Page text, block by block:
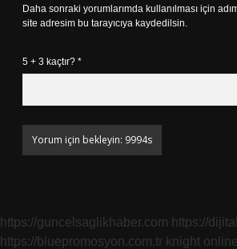
Daha sonraki yorumlarımda kullanılması için
site adresim bu tarayıcıya kaydedilsin.
5 + 3 kaçtır? *
https://guncelsaglikhaber.com https://
https://bluepromosyon.com.tr knight online